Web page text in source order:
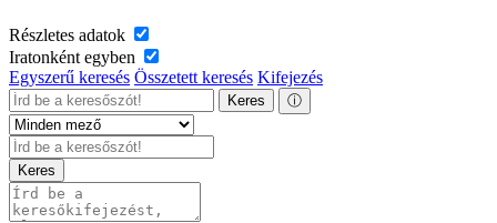
Részletes adatok
Iratonként egyben
Egyszerű keresés Összetett keresés Kifejezés
Keres ⓘ
Keres